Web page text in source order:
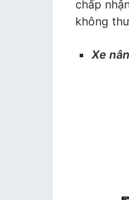
chấp
không
Xe